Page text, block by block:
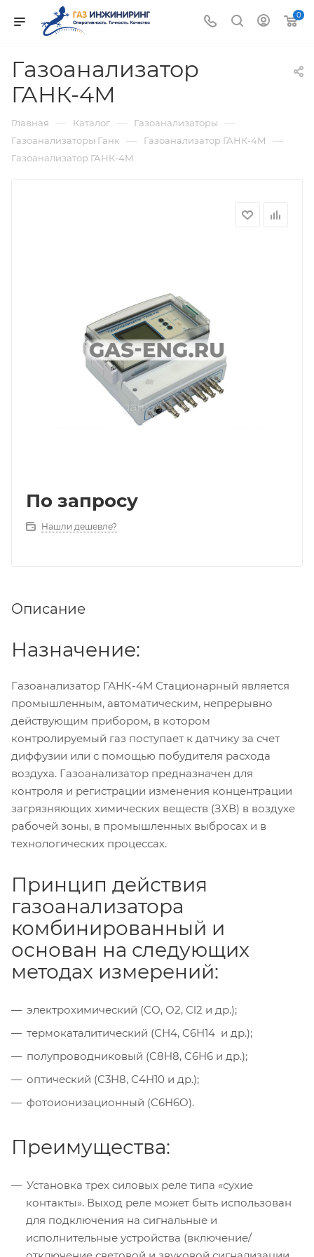
0
Газоанализатор
ГАНК-4М
Главная — Каталог — Газоанализаторы —
Газоанализаторы Ганк — Газоанализатор ГАНК-4М —
Газоанализатор ГАНК-4М
По запросу
Нашли дешевле?
Описание
Назначение:
Газоанализатор ГАНК-4М Стационарный является
промышленным, автоматическим, непрерывно
действующим прибором, в котором
контролируемый газ поступает к датчику за счет
диффузии или с помощью побудителя расхода
воздуха. Газоанализатор предназначен для
контроля и регистрации изменения концентрации
загрязняющих химических веществ (ЗХВ) в воздухе
рабочей зоны, в промышленных выбросах и в
технологических процессах.
Принцип действия
газоанализатора
комбинированный и
основан на следующих
методах измерений:
электрохимический (СО, О2, Cl2 и др.);
термокаталитический (СН4, C6H14 и др.);
полупроводниковый (C8H8, C6H6 и др.);
оптический (C3H8, C4H10 и др.);
фотоионизационный (C6H6O).
Преимущества:
Установка трех силовых реле типа «сухие
контакты». Выход реле может быть использован
для подключения на сигнальные и
исполнительные устройства (включение/